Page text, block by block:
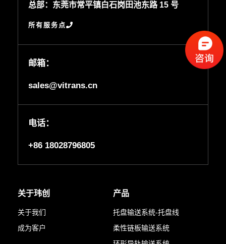
总部：东莞市常平镇白石岗田池东路 15 号
所有服务点
邮箱：
sales@vitrans.cn
电话：
+86 18028796805
关于玮创
关于我们
成为客户
产品
托盘输送系统-托盘线
柔性链板输送系统